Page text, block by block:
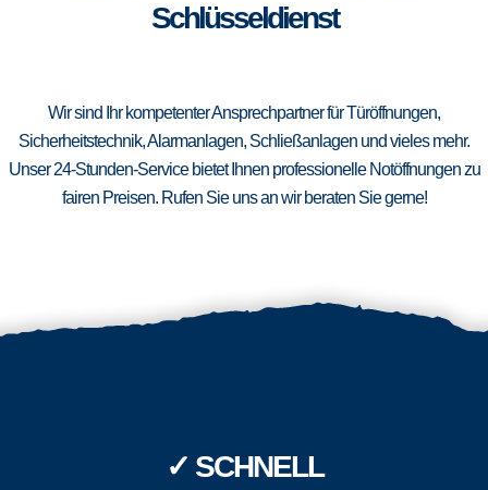
Schlüsseldienst
Wir sind Ihr kompetenter Ansprechpartner für Türöffnungen,
Sicherheitstechnik, Alarmanlagen, Schließanlagen und vieles mehr.
Unser 24-Stunden-Service bietet Ihnen professionelle Notöffnungen zu
fairen Preisen. Rufen Sie uns an wir beraten Sie gerne!
✓ SCHNELL